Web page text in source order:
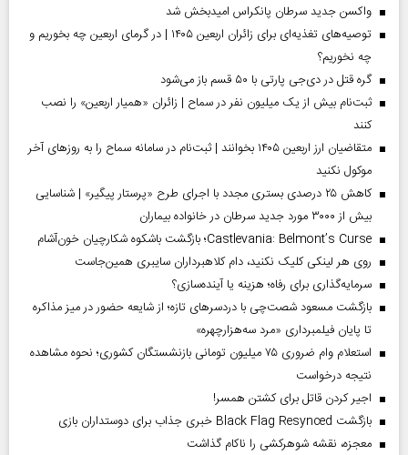
واکسن جدید سرطان پانکراس امیدبخش شد
توصیه‌های تغذیه‌ای برای زائران اربعین ۱۴۰۵ | در گرمای اربعین چه بخوریم و
چه نخوریم؟
گره قتل در دی‌جی پارتی با ۵۰ قسم باز می‌شود
ثبت‌نام بیش از یک میلیون نفر در سماح | زائران «همیار اربعین» را نصب
کنند
متقاضیان ارز اربعین ۱۴۰۵ بخوانند | ثبت‌نام در سامانه سماح را به روز‌های آخر
موکول نکنید
کاهش ۲۵ درصدی بستری مجدد با اجرای طرح «پرستار پیگیر» | شناسایی
بیش از ۳۰۰۰ مورد جدید سرطان در خانواده بیماران
Castlevania: Belmont’s Curse؛ بازگشت باشکوه شکارچیان خون‌آشام
روی هر لینکی کلیک نکنید، دام کلاهبرداران سایبری همین‌جاست
سرمایه‌گذاری برای رفاه؛ هزینه یا آینده‌سازی؟
بازگشت مسعود شصت‌چی با دردسر‌های تازه؛ از شایعه حضور در میز مذاکره
تا پایان فیلمبرداری «مرد سه‌هزارچهره»
استعلام وام ضروری ۷۵ میلیون تومانی بازنشستگان کشوری؛ نحوه مشاهده
نتیجه درخواست
اجیر کردن قاتل برای کشتن همسر!
بازگشت Black Flag Resynced خبری جذاب برای دوستداران بازی
معجزه، نقشه شوهرکشی را ناکام گذاشت